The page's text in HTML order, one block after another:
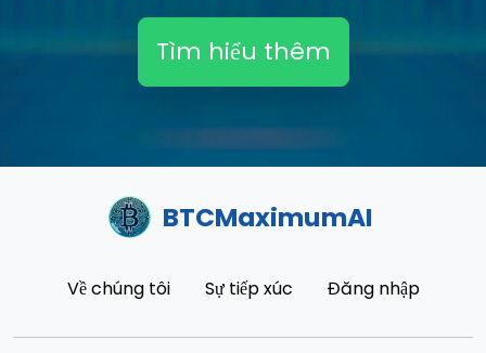
Tìm hiểu thêm
BTCMaximumAI
Về chúng tôi Sự tiếp xúc Đăng nhập